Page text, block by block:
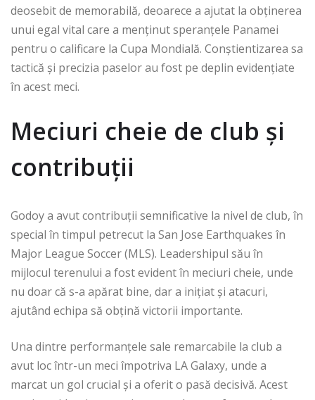
deosebit de memorabilă, deoarece a ajutat la obținerea
unui egal vital care a menținut speranțele Panamei
pentru o calificare la Cupa Mondială. Conștientizarea sa
tactică și precizia paselor au fost pe deplin evidențiate
în acest meci.
Meciuri cheie de club și
contribuții
Godoy a avut contribuții semnificative la nivel de club, în
special în timpul petrecut la San Jose Earthquakes în
Major League Soccer (MLS). Leadershipul său în
mijlocul terenului a fost evident în meciuri cheie, unde
nu doar că s-a apărat bine, dar a inițiat și atacuri,
ajutând echipa să obțină victorii importante.
Una dintre performanțele sale remarcabile la club a
avut loc într-un meci împotriva LA Galaxy, unde a
marcat un gol crucial și a oferit o pasă decisivă. Acest